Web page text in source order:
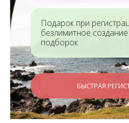
Подарок при
безлимитное
подборок
БЫСТРАЯ